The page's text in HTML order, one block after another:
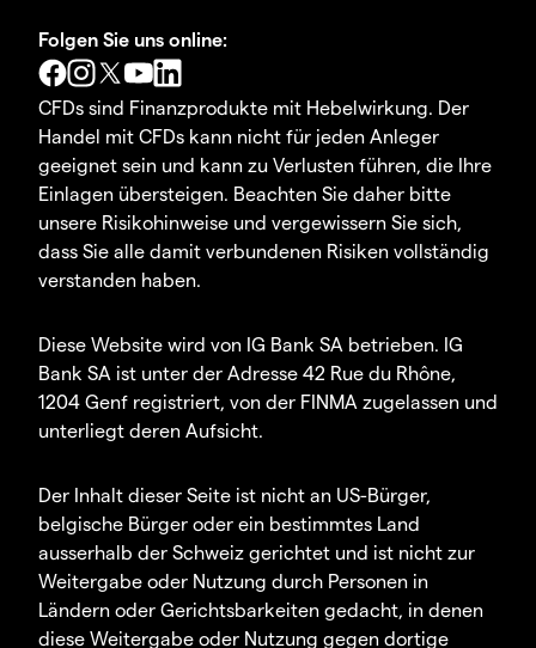
Folgen Sie uns online:
CFDs sind Finanzprodukte mit Hebelwirkung. Der
Handel mit CFDs kann nicht für jeden Anleger
geeignet sein und kann zu Verlusten führen, die Ihre
Einlagen übersteigen. Beachten Sie daher bitte
unsere Risikohinweise und vergewissern Sie sich,
dass Sie alle damit verbundenen Risiken vollständig
verstanden haben.
Diese Website wird von IG Bank SA betrieben. IG
Bank SA ist unter der Adresse 42 Rue du Rhône,
1204 Genf registriert, von der FINMA zugelassen und
unterliegt deren Aufsicht.
Der Inhalt dieser Seite ist nicht an US-Bürger,
belgische Bürger oder ein bestimmtes Land
ausserhalb der Schweiz gerichtet und ist nicht zur
Weitergabe oder Nutzung durch Personen in
Ländern oder Gerichtsbarkeiten gedacht, in denen
diese Weitergabe oder Nutzung gegen dortige